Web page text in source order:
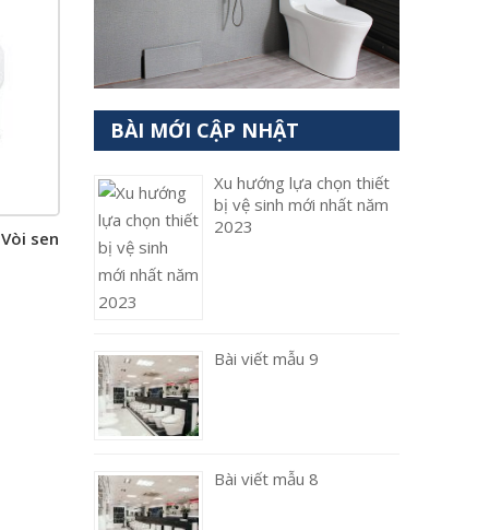
sen
BÀI MỚI CẬP NHẬT
Xu hướng lựa chọn thiết
bị vệ sinh mới nhất năm
2023
Bài viết mẫu 9
Bài viết mẫu 8